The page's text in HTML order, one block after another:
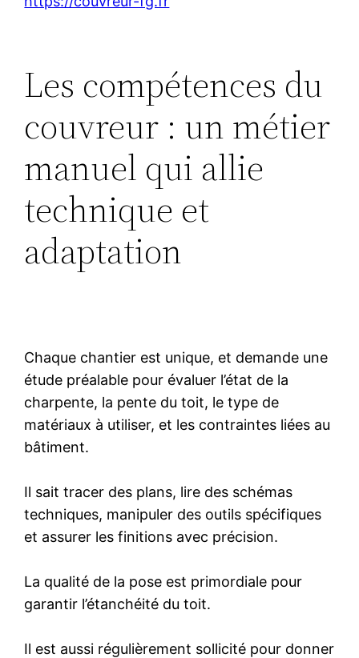
Les compétences du
couvreur : un métier
manuel qui allie
technique et
adaptation
Chaque chantier est unique, et demande une
étude préalable pour évaluer l’état de la
charpente, la pente du toit, le type de
matériaux à utiliser, et les contraintes liées au
bâtiment.
Il sait tracer des plans, lire des schémas
techniques, manipuler des outils spécifiques
et assurer les finitions avec précision.
La qualité de la pose est primordiale pour
garantir l’étanchéité du toit.
Il est aussi régulièrement sollicité pour donner